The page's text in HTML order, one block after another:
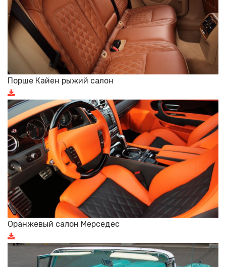
Порше Кайен рыжий салон
Оранжевый салон Мерседес